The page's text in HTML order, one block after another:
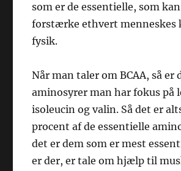
som er de essentielle, som
forstærke ethvert menneskes
fysik.
Når man taler om BCAA, så er
aminosyrer man har fokus på
isoleucin og valin. Så det er
procent af de essentielle
det er dem som er mest
er der, er tale om hjælp til